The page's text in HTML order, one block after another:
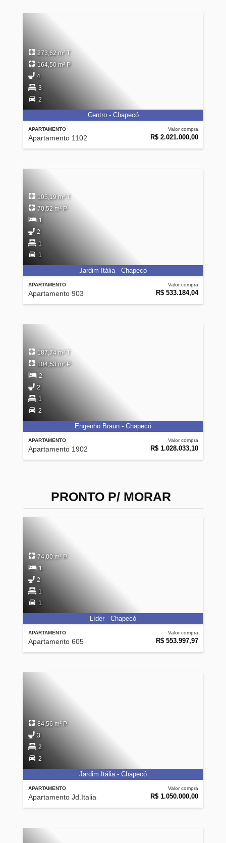
APARTAMENTO
Apartamento 1102
Valor compra
R$ 2.021.000,00
273,62 m² T
164,50 m² P
4
3
2
Centro - Chapecó
APARTAMENTO
Apartamento 903
Valor compra
R$ 533.184,04
105,19 m² T
70,52 m² P
1
2
1
1
Jardim Itália - Chapecó
APARTAMENTO
Apartamento 1902
Valor compra
R$ 1.028.033,10
187,74 m² T
104,53 m² P
2
2
1
2
Engenho Braun - Chapecó
PRONTO P/ MORAR
APARTAMENTO
Apartamento 605
Valor compra
R$ 553.997,97
74,00 m² P
1
2
1
1
Líder - Chapecó
APARTAMENTO
Apartamento Jd.Italia
Valor compra
R$ 1.050.000,00
84,56 m² P
3
2
2
Jardim Itália - Chapecó